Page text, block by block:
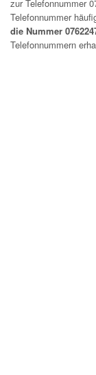
zur Telefonnummer
Telefonnummer
die Nummer
Telefonnummern